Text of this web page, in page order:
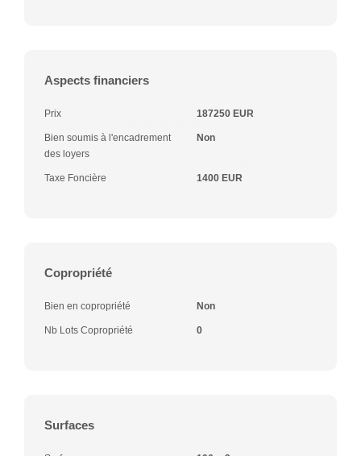
Aspects financiers
Prix 187250 EUR
Bien soumis à l'encadrement
des loyers
Non
Taxe Foncière 1400 EUR
Copropriété
Bien en copropriété Non
Nb Lots Copropriété 0
Surfaces